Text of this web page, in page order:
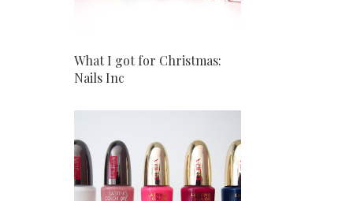
What I got for Christmas:
Nails Inc